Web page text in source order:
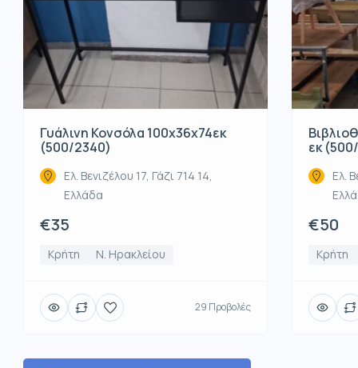
Γυάλινη Κονσόλα 100x36x74εκ
(500/2340)
Ελ. Βενιζέλου 17, Γάζι 714 14,
Ελλάδα
€35
Κρήτη Ν. Ηρακλείου
29 Προβολές
εκ
Ελ.
€50
Κρήτη